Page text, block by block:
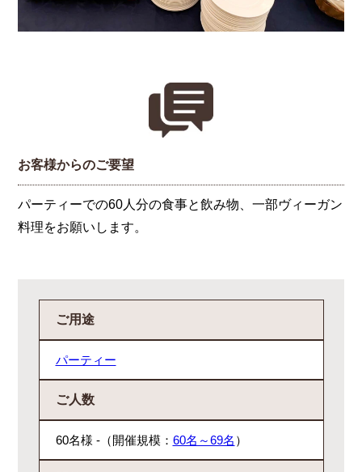
お客様からのご要望
パーティーでの60人分の食事と飲み物、一部ヴィーガン
料理をお願いします。
ご用途
パーティー
ご人数
60名様 -（開催規模： 60名～69名 ）